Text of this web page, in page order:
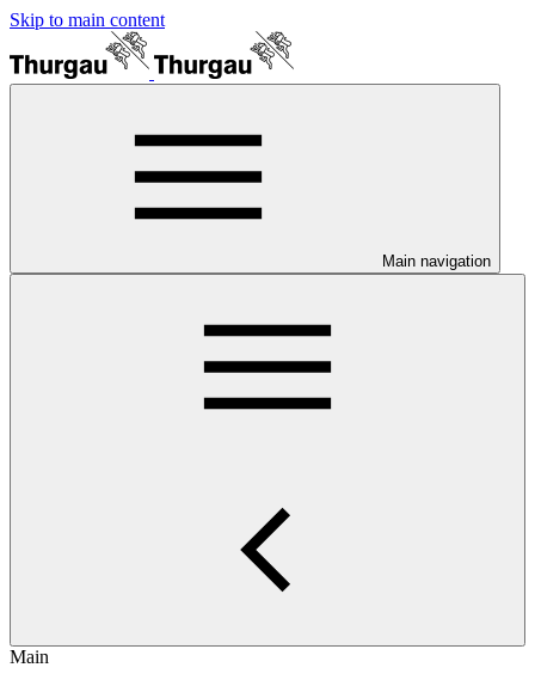
Skip to main content
Main navigation
Main